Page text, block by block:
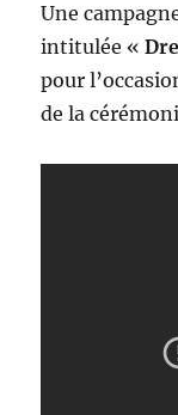
Une
intitulée «
pour
de la